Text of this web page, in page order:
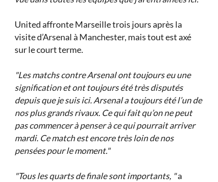
United affronte Marseille trois jours après la
visite d’Arsenal à Manchester, mais tout est axé
sur le court terme.
"Les matchs contre Arsenal ont toujours eu une
signification et ont toujours été très disputés
depuis que je suis ici. Arsenal a toujours été l’un de
nos plus grands rivaux. Ce qui fait qu’on ne peut
pas commencer à penser à ce qui pourrait arriver
mardi. Ce match est encore très loin de nos
pensées pour le moment."
"Tous les quarts de finale sont importants, "a